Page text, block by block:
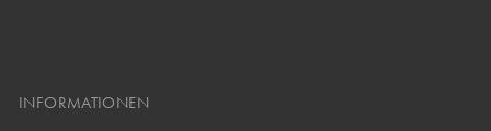
INFORMATIONEN